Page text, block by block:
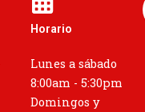
Horario
Lunes a sábado
8:00am - 5:30pm
Domingos y